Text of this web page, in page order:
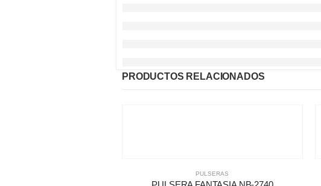
PRODUCTOS RELACIONADOS
PULSERAS